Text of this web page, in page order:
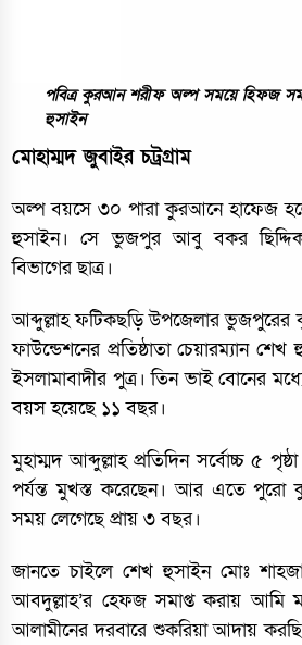
পবিত্র কুরআন শরীফ অল্প সময়ে হিফজ
হুসাইন
মোহাম্মদ জুবাইর চট্রগ্রাম
অল্প বয়সে ৩০ পারা কুরআনে হাফেজ
হুসাইন। সে ভুজপুর আবু বকর
বিভাগের ছাত্র।
আব্দুল্লাহ ফটিকছড়ি উপজেলার ভুজপুরের
ফাউন্ডেশনের প্রতিষ্ঠাতা চেয়ারম্যান
ইসলামাবাদীর পুত্র। তিন ভাই বোনের
বয়স হয়েছে ১১ বছর।
মুহাম্মদ আব্দুল্লাহ প্রতিদিন সর্বোচ্চ ৫
পর্যন্ত মুখস্ত করেছেন। আর এতে
সময় লেগেছে প্রায় ৩ বছর।
জানতে চাইলে শেখ হুসাইন মোঃ
আবদুল্লাহ’র হেফজ সমাপ্ত করায় আমি
আলামীনের দরবারে শুকরিয়া আদায়